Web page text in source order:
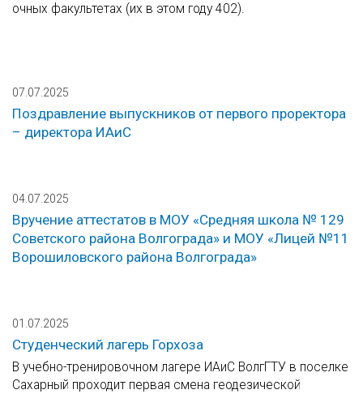
очных факультетах (их в этом году 402).
07.07.2025
Поздравление выпускников от первого проректора
– директора ИАиС
04.07.2025
Вручение аттестатов в МОУ «Средняя школа № 129
Советского района Волгограда» и МОУ «Лицей №11
Ворошиловского района Волгограда»
01.07.2025
Студенческий лагерь Горхоза
В учебно-тренировочном лагере ИАиС ВолгГТУ в поселке
Сахарный проходит первая смена геодезической